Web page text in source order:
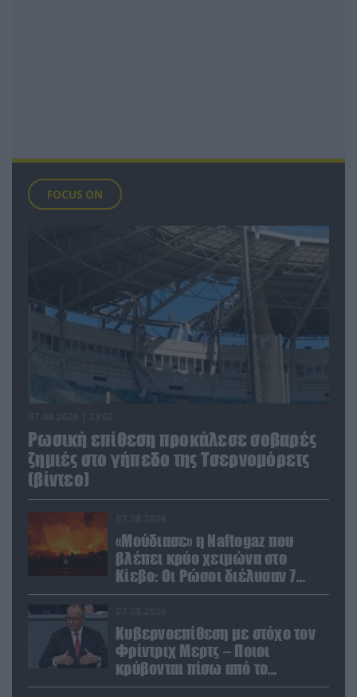
FOCUS ON
Ρωσική επίθεση προκάλεσε σοβαρές
ζημιές στο γήπεδο της Τσερνομόρετς
(βίντεο)
«Μούδιασε» η Naftogaz που
βλέπει κρύο χειμώνα στο
Κίεβο: Οι Ρώσοι διέλυσαν 7
εγκαταστάσεις του ουκρανικού
Κυβερνοεπίθεση με στόχο τον
Φρίντριχ Μερτς – Ποιοι
κρύβονται πίσω από το
παραποιημένο βίντεο